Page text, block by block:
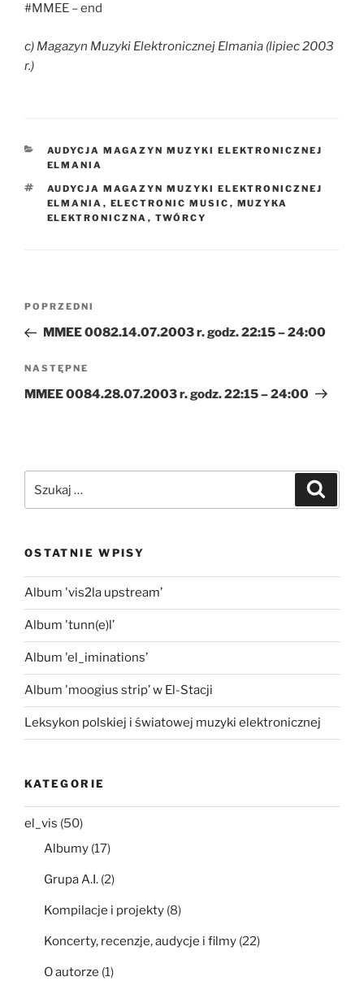
#MMEE – end
c) Magazyn Muzyki Elektronicznej Elmania (lipiec 2003
r.)
KATEGORIE
AUDYCJA MAGAZYN MUZYKI ELEKTRONICZNEJ
ELMANIA
TAGI
AUDYCJA MAGAZYN MUZYKI ELEKTRONICZNEJ
ELMANIA , ELECTRONIC MUSIC , MUZYKA
ELEKTRONICZNA , TWÓRCY
Nawigacja
Poprzedni
wpis
POPRZEDNI
MMEE 0082.14.07.2003 r. godz. 22:15 – 24:00
Następny
wpis
NASTĘPNE
MMEE 0084.28.07.2003 r. godz. 22:15 – 24:00
OSTATNIE WPISY
Album 'vis2la upstream’
Album 'tunn(e)l’
Album 'el_iminations’
Album 'moogius strip’ w El-Stacji
Leksykon polskiej i światowej muzyki elektronicznej
KATEGORIE
el_vis (50)
Albumy (17)
Grupa A.I. (2)
Kompilacje i projekty (8)
Koncerty, recenzje, audycje i filmy (22)
O autorze (1)